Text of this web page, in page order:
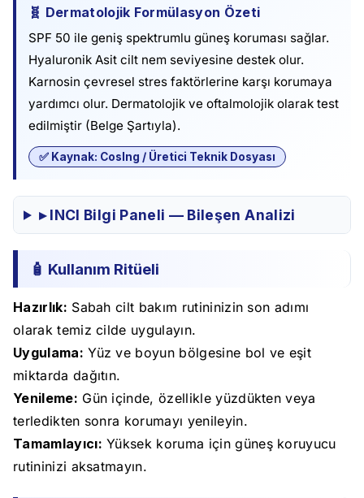
🧬 Dermatolojik Formülasyon Özeti
SPF 50 ile geniş spektrumlu güneş koruması sağlar.
Hyaluronik Asit cilt nem seviyesine destek olur.
Karnosin çevresel stres faktörlerine karşı korumaya
yardımcı olur. Dermatolojik ve oftalmolojik olarak test
edilmiştir (Belge Şartıyla).
✅ Kaynak: CosIng / Üretici Teknik Dosyası
▸ INCI Bilgi Paneli — Bileşen Analizi
🧴 Kullanım Ritüeli
Hazırlık: Sabah cilt bakım rutininizin son adımı
olarak temiz cilde uygulayın.
Uygulama: Yüz ve boyun bölgesine bol ve eşit
miktarda dağıtın.
Yenileme: Gün içinde, özellikle yüzdükten veya
terledikten sonra korumayı yenileyin.
Tamamlayıcı: Yüksek koruma için güneş koruyucu
rutininizi aksatmayın.